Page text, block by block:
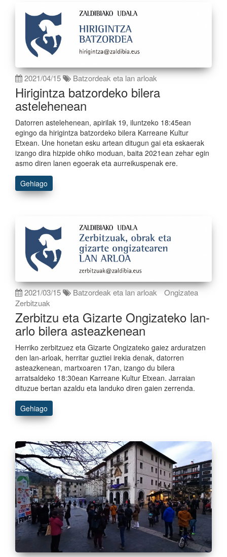
2021/04/15 Batzordeak eta lan arloak
Hirigintza batzordeko bilera
astelehenean
Datorren astelehenean, apirilak 19, iluntzeko 18:45ean
egingo da hirigintza batzordeko bilera Karreane Kultur
Etxean. Une honetan esku artean ditugun gai eta eskaerak
izango dira hizpide ohiko moduan, baita 2021ean zehar egin
asmo diren lanen egoerak eta aurreikuspenak ere.
Gehiago
2021/03/15 Batzordeak eta lan arloak
Ongizatea
Zerbitzuak
Zerbitzu eta Gizarte Ongizateko lan-
arlo bilera asteazkenean
Herriko zerbitzuez eta Gizarte Ongizateko gaiez arduratzen
den lan-arloak, herritar guztiei irekia denak, datorren
asteazkenean, martxoaren 17an, izango du bilera
arratsaldeko 18:30ean Karreane Kultur Etxean. Jarraian
dituzue bertan azaldu eta landuko diren gaien zerrenda.
Gehiago